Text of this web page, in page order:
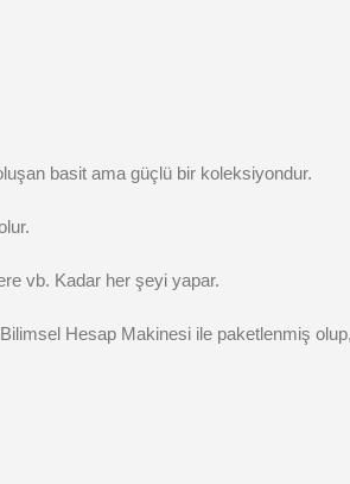
basit ama güçlü bir koleksiyondur.
vb. Kadar her şeyi yapar.
Hesap Makinesi ile paketlenmiş